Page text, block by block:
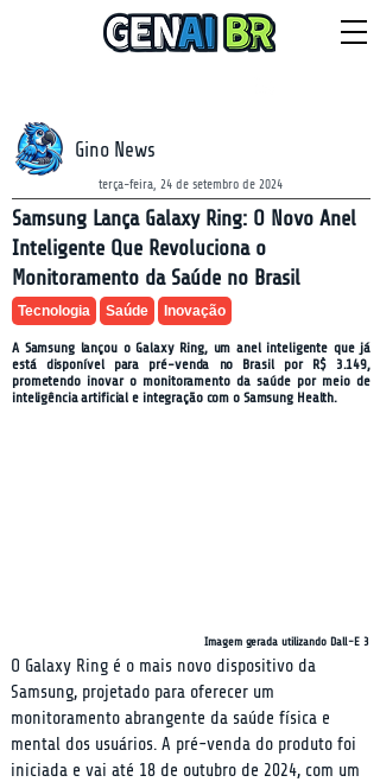
Gino News
terça-feira, 24 de setembro de 2024
Samsung Lança Galaxy Ring: O Novo Anel
Inteligente Que Revoluciona o
Monitoramento da Saúde no Brasil
Tecnologia Saúde Inovação
A Samsung lançou o Galaxy Ring, um anel inteligente que já
está disponível para pré-venda no Brasil por R$ 3.149,
prometendo inovar o monitoramento da saúde por meio de
inteligência artificial e integração com o Samsung Health.
Imagem gerada utilizando Dall-E 3
O Galaxy Ring é o mais novo dispositivo da
Samsung, projetado para oferecer um
monitoramento abrangente da saúde física e
mental dos usuários. A pré-venda do produto foi
iniciada e vai até 18 de outubro de 2024, com um